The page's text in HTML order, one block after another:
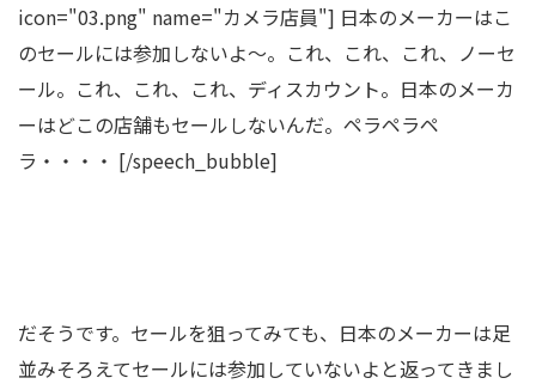
icon="03.png" name="カメラ店員"] 日本のメーカーはこ
のセールには参加しないよ～。これ、これ、これ、ノーセ
ール。これ、これ、これ、ディスカウント。日本のメーカ
ーはどこの店舗もセールしないんだ。ペラペラペ
ラ ・・・・ [/speech_bubble]
だそうです。セールを狙ってみても、日本のメーカーは足
並みそろえてセールには参加していないよと返ってきまし